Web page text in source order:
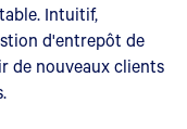
Intuitif,
d'entrepôt de
de nouveaux clients